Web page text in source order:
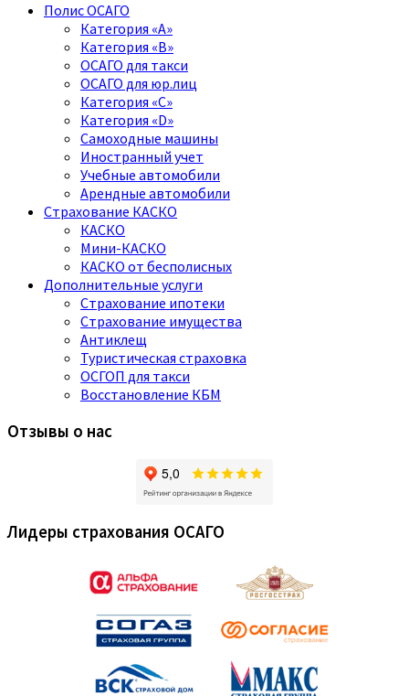
Полис ОСАГО
Категория «A»
Категория «B»
ОСАГО для такси
ОСАГО для юр.лиц
Категория «C»
Категория «D»
Самоходные машины
Иностранный учет
Учебные автомобили
Арендные автомобили
Страхование КАСКО
КАСКО
Мини-КАСКО
КАСКО от бесполисных
Дополнительные услуги
Страхование ипотеки
Страхование имущества
Антиклещ
Туристическая страховка
ОСГОП для такси
Восстановление КБМ
Отзывы о нас
Лидеры страхования ОСАГО